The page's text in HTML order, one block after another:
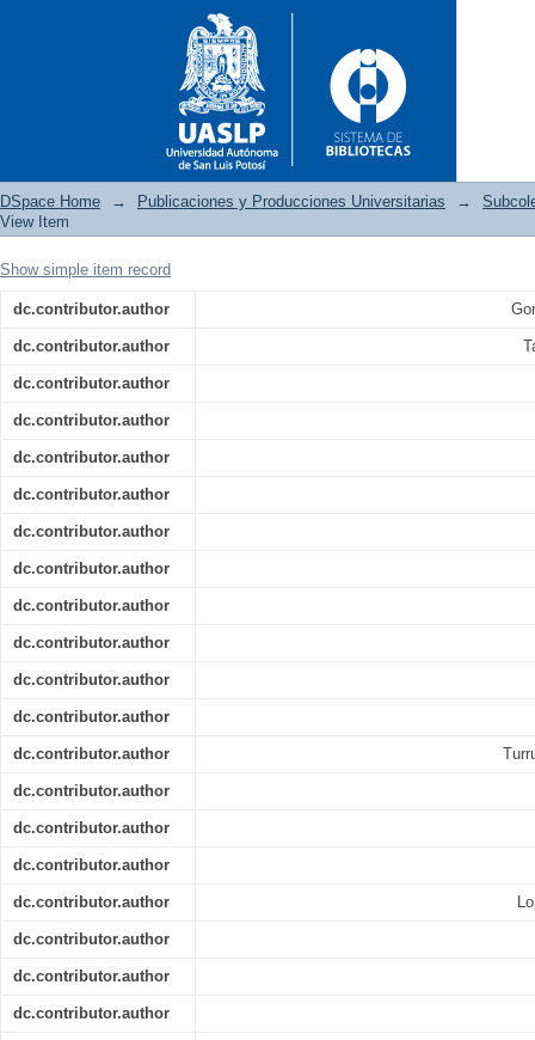
Póster: Clonas
susceptibles a
DSpace Home → Publicaciones y Producciones Universitarias →
View Item
Show simple item record
dc.contributor.author
dc.contributor.author
dc.contributor.author
dc.contributor.author
dc.contributor.author
dc.contributor.author
dc.contributor.author
dc.contributor.author
dc.contributor.author
dc.contributor.author
dc.contributor.author
dc.contributor.author
dc.contributor.author
dc.contributor.author
dc.contributor.author
dc.contributor.author
dc.contributor.author
dc.contributor.author
dc.contributor.author
dc.contributor.author